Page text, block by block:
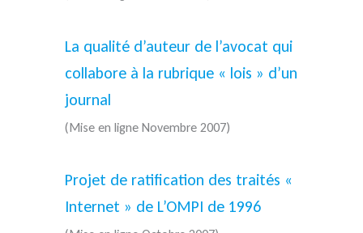
La qualité d’auteur de l’avocat qui
collabore à la rubrique « lois » d’un
journal
(Mise en ligne Novembre 2007)
Projet de ratification des traités «
Internet » de L’OMPI de 1996